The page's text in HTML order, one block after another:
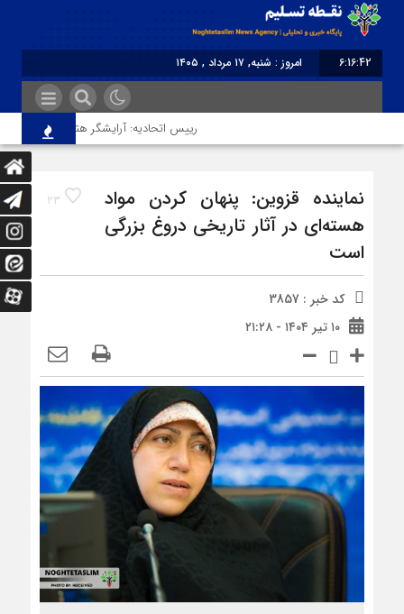
6:16:42
امروز : شنبه, ۱۷ مرداد , ۱۴۰۵
رییس اتحادیه: آرایشگر هتاک در قزوین عضو
23
نماینده قزوین: پنهان کردن مواد
هسته‌‌ای در آثار تاریخی دروغ بزرگی
است
کد خبر : 3857
۱۰ تیر ۱۴۰۴ - ۲۱:۲۸